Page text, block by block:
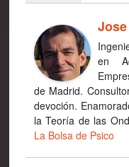
en
de Madrid.
devoción.
la Teoría de las
La Bolsa de Psico